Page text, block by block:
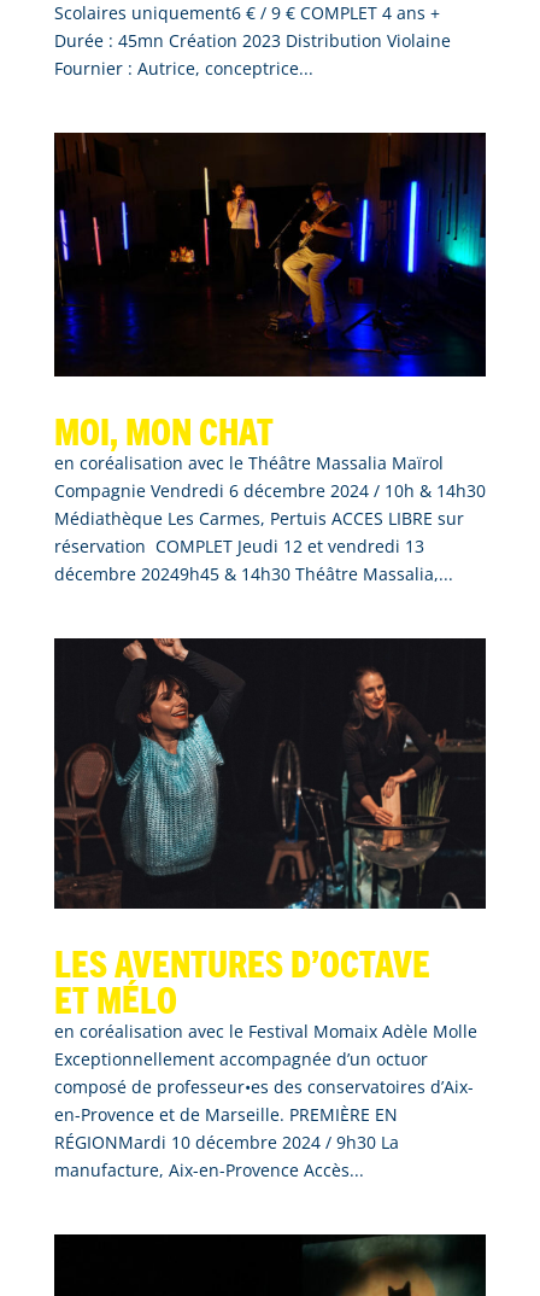
Scolaires uniquement6 € / 9 € COMPLET 4 ans +
Durée : 45mn Création 2023 Distribution Violaine
Fournier : Autrice, conceptrice...
Moi, mon chat
en coréalisation avec le Théâtre Massalia Maïrol
Compagnie Vendredi 6 décembre 2024 / 10h & 14h30
Médiathèque Les Carmes, Pertuis ACCES LIBRE sur
réservation COMPLET Jeudi 12 et vendredi 13
décembre 20249h45 & 14h30 Théâtre Massalia,...
Les aventures d’Octave
et Mélo
en coréalisation avec le Festival Momaix Adèle Molle
Exceptionnellement accompagnée d’un octuor
composé de professeur•es des conservatoires d’Aix-
en-Provence et de Marseille. PREMIÈRE EN
RÉGIONMardi 10 décembre 2024 / 9h30 La
manufacture, Aix-en-Provence Accès...